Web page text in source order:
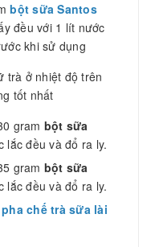
bột sữa Santos
đều với 1 lít nước
khi sử dụng
trà ở nhiệt độ trên
tốt nhất
gram bột sữa
lắc đều và đổ ra ly.
gram bột sữa
lắc đều và đổ ra ly.
chế trà sữa lài